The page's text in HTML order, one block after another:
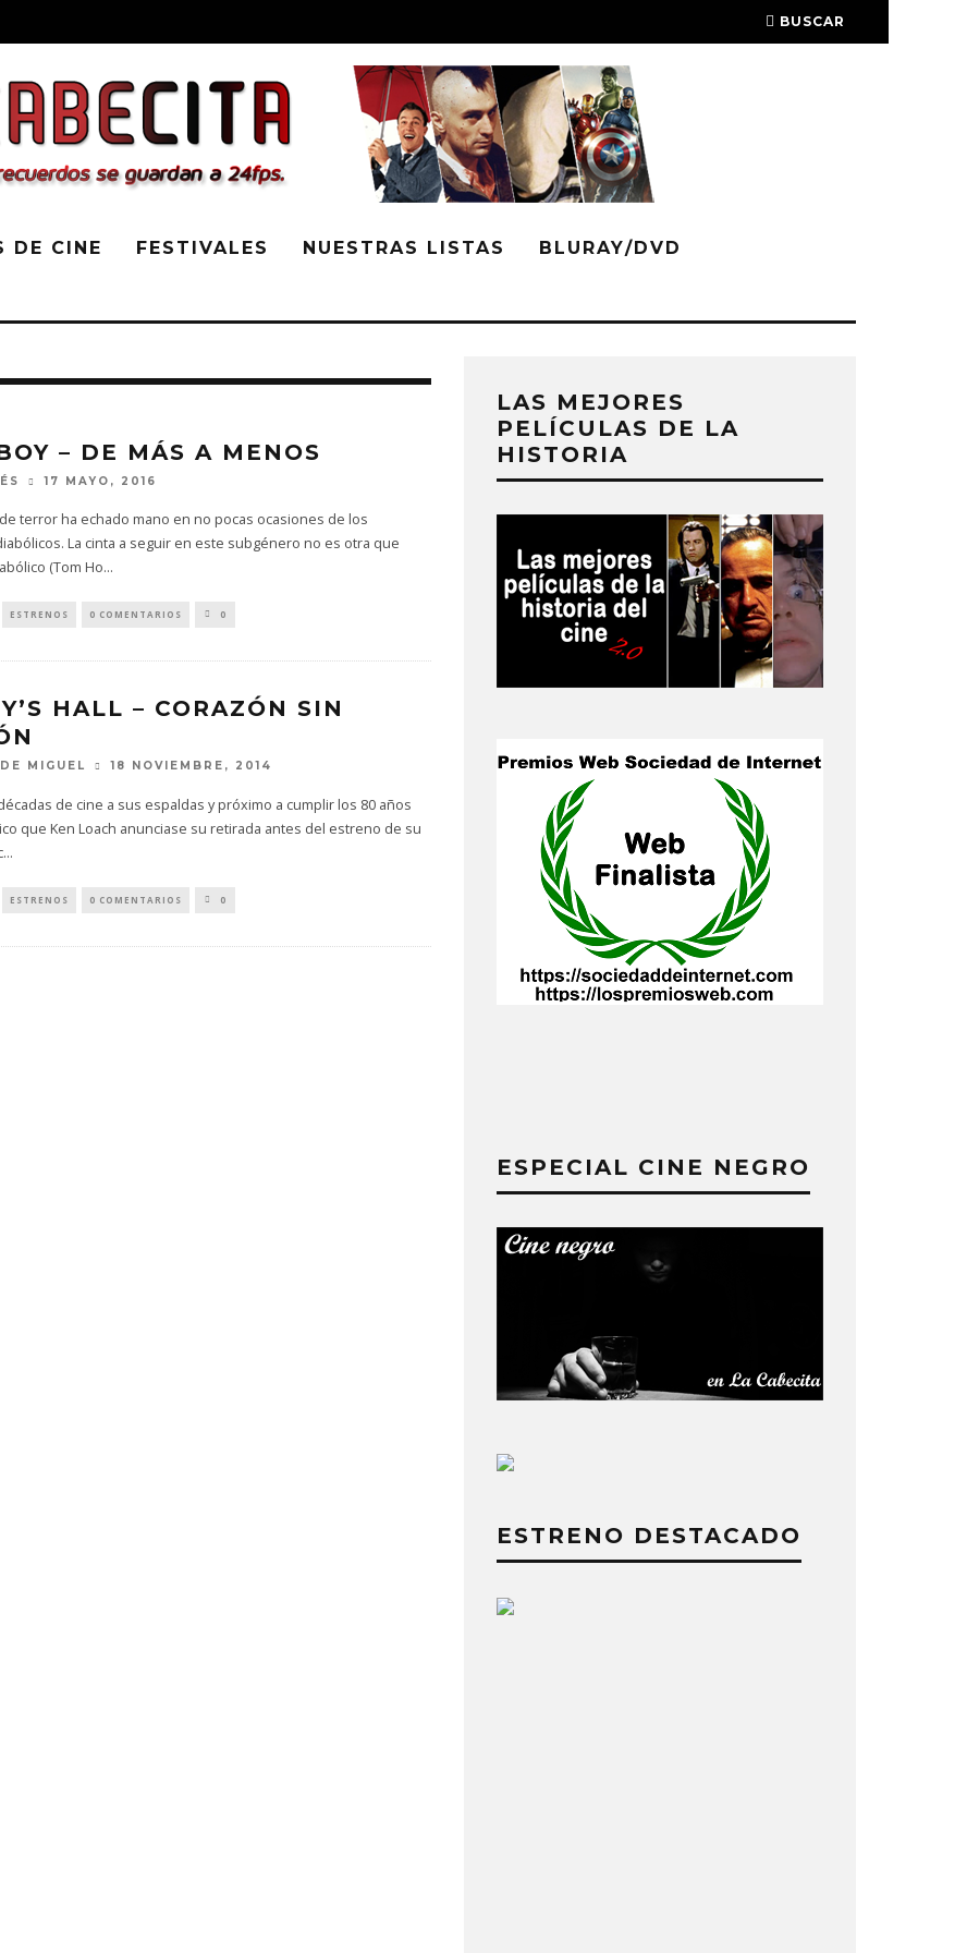
BUSCAR
DE CINE FESTIVALES NUESTRAS LISTAS BLURAY/DVD
– DE MÁS A MENOS
17 MAYO, 2016
terror ha echado mano en no pocas ocasiones de los
La cinta a seguir en este subgénero no es otra que
(Tom Ho...
ESTRENOS 0 COMENTARIOS 0
HALL – CORAZÓN SIN
MIGUEL 18 NOVIEMBRE, 2014
de cine a sus espaldas y próximo a cumplir los 80 años
que Ken Loach anunciase su retirada antes del estreno de su
...
ESTRENOS 0 COMENTARIOS 0
LAS MEJORES
PELÍCULAS DE LA
HISTORIA
ESPECIAL CINE NEGRO
ESTRENO DESTACADO